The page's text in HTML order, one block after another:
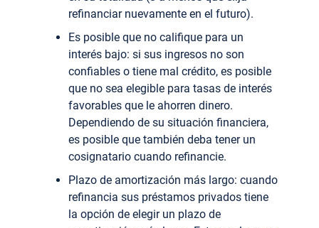
refinanciar nuevamente en el futuro).
Es posible que no califique para un
interés bajo: si sus ingresos no son
confiables o tiene mal crédito, es posible
que no sea elegible para tasas de interés
favorables que le ahorren dinero.
Dependiendo de su situación financiera,
es posible que también deba tener un
cosignatario cuando refinancie.
Plazo de amortización más largo: cuando
refinancia sus préstamos privados tiene
la opción de elegir un plazo de